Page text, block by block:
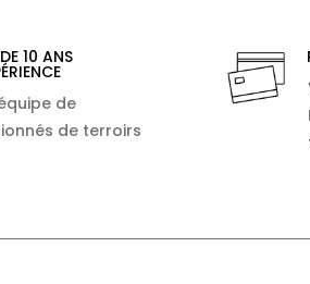
10 ANS
de
de terroirs